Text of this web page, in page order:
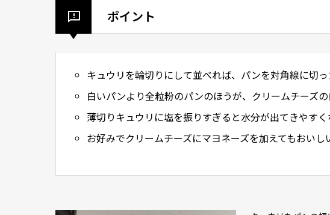
ポイント
キュウリを輪切りにして並べれば、パンを対角線に切っ
白いパンより全粒粉のパンのほうが、クリームチーズの
薄切りキュウリに塩を振りすぎると水分が出てきやすく
お好みでクリームチーズにマヨネーズを加えてもおいし